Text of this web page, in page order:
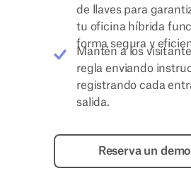
de llaves para
tu oficina híbrida
forma segura y
Mantén a los
regla enviando
registrando cada
salida.
Reserva un demo